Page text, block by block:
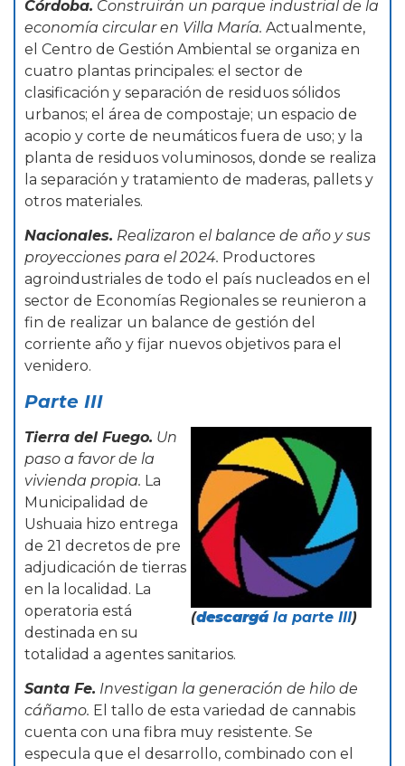
Córdoba. Construirán un parque industrial de la
economía circular en Villa María. Actualmente,
el Centro de Gestión Ambiental se organiza en
cuatro plantas principales: el sector de
clasificación y separación de residuos sólidos
urbanos; el área de compostaje; un espacio de
acopio y corte de neumáticos fuera de uso; y la
planta de residuos voluminosos, donde se realiza
la separación y tratamiento de maderas, pallets y
otros materiales.
Nacionales. Realizaron el balance de año y sus
proyecciones para el 2024. Productores
agroindustriales de todo el país nucleados en el
sector de Economías Regionales se reunieron a
fin de realizar un balance de gestión del
corriente año y fijar nuevos objetivos para el
venidero.
Parte III
(descargála parte III)
Tierra del Fuego. Un
paso a favor de la
vivienda propia. La
Municipalidad de
Ushuaia hizo entrega
de 21 decretos de pre
adjudicación de tierras
en la localidad. La
operatoria está
destinada en su
totalidad a agentes sanitarios.
Santa Fe. Investigan la generación de hilo de
cáñamo. El tallo de esta variedad de cannabis
cuenta con una fibra muy resistente. Se
especula que el desarrollo, combinado con el